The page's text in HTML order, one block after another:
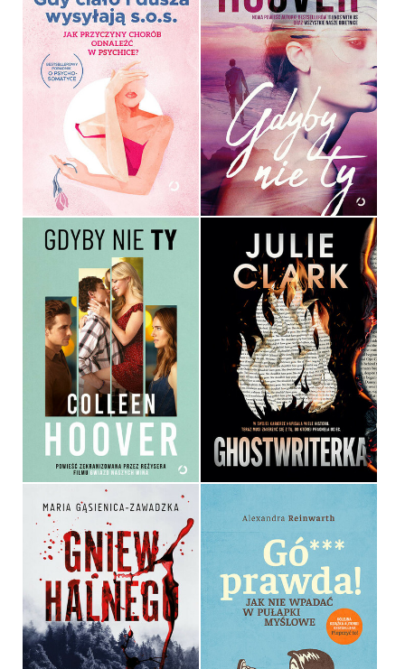
GDY CIAŁO I DUSZA
WYSYŁAJĄ SOS
ALEXANDER KUGELSTADT
OPRAWA MIĘKKA
44,99 ZŁ
GDYBY NIE TY
COLLEEN HOOVER
OPRAWA MIĘKKA ZE SKRZYDEŁKAMI
39,90 ZŁ
GDYBY NIE TY. WYDANIE
FILMOWE
COLLEEN HOOVER
OPRAWA MIĘKKA
49,99 ZŁ
GHOSTWRITERKA
JULIE CLARK
OPRAWA MIĘKKA Z BARWIONYMI
BRZEGAMI
59,99 ZŁ
GNIEW HALNEGO
MARIA GĄSIENICA
ZAWADZKA
OPRAWA MIĘKKA
GÓ*** PRAWDA!
ALEXANDRA REINWARTH
OPRAWA MIĘKKA ZE SKRZYDEŁKAMI